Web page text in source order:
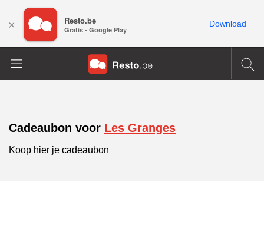
Cadeaubon voor Les Granges
Koop hier je cadeaubon
× Resto.be
Gratis - Google Play
Download